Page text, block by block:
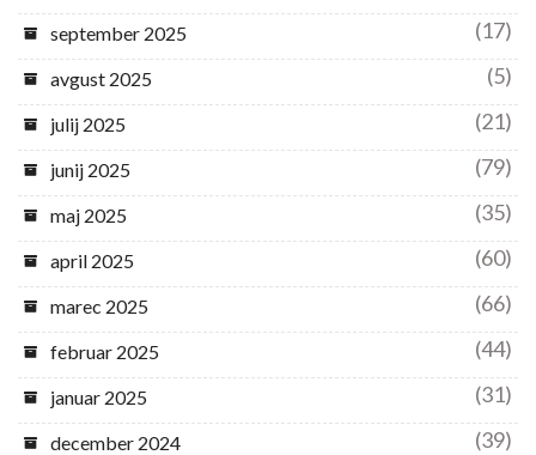
september 2025 (17)
avgust 2025 (5)
julij 2025 (21)
junij 2025 (79)
maj 2025 (35)
april 2025 (60)
marec 2025 (66)
februar 2025 (44)
januar 2025 (31)
december 2024 (39)